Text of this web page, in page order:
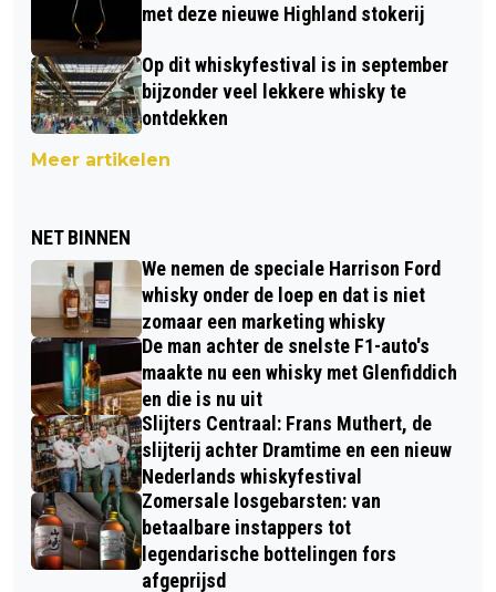
met deze nieuwe Highland stokerij
Op dit whiskyfestival is in september
bijzonder veel lekkere whisky te
ontdekken
Meer artikelen
NET BINNEN
We nemen de speciale Harrison Ford
whisky onder de loep en dat is niet
zomaar een marketing whisky
De man achter de snelste F1-auto's
maakte nu een whisky met Glenfiddich
en die is nu uit
Slijters Centraal: Frans Muthert, de
slijterij achter Dramtime en een nieuw
Nederlands whiskyfestival
Zomersale losgebarsten: van
betaalbare instappers tot
legendarische bottelingen fors
afgeprijsd